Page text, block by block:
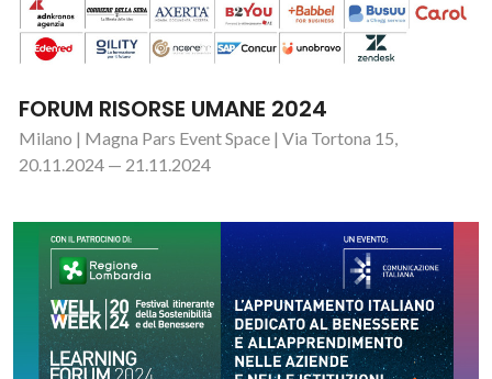
FORUM RISORSE UMANE 2024
Milano | Magna Pars Event Space | Via Tortona 15,
20.11.2024 — 21.11.2024